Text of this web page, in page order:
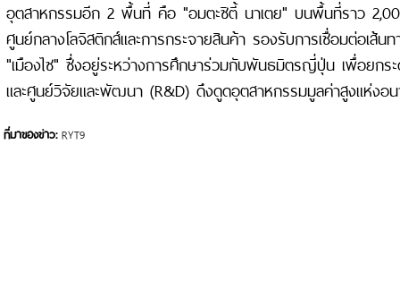
อุตสาหกรรมอีก 2 พื้นที่ คือ "อมตะซิตี้ นาเตย" บนพื้นที่ราว
ศูนย์กลางโลจิสติกส์และการกระจายสินค้า รองรับการเชื่อมต่อเส้น
"เมืองไซ" ซึ่งอยู่ระหว่างการศึกษาร่วมกับพันธมิตรญี่ปุ่น เพื่อยกร
และศูนย์วิจัยและพัฒนา (R&D) ดึงดูดอุตสาหกรรมมูลค่าสูงแห่งอ
ที่มาของข่าว: RYT9